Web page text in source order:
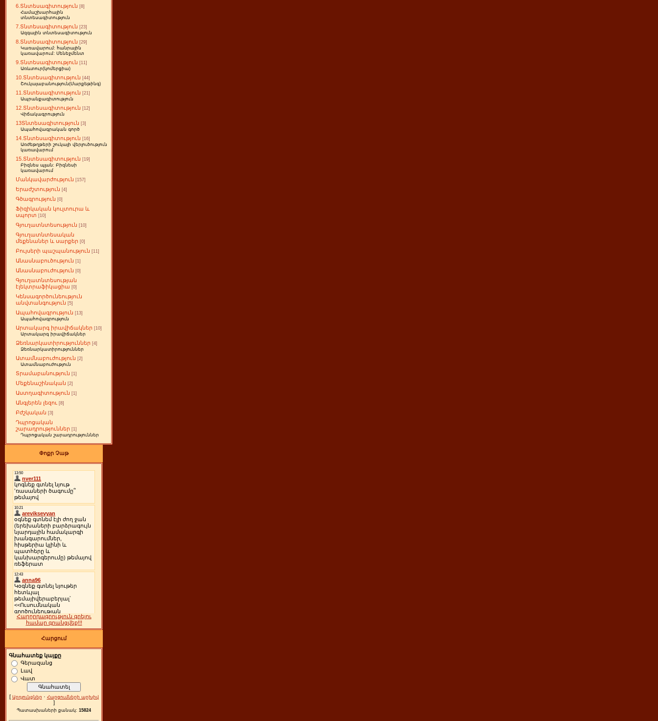
6.Տնտեսագիտություն [8]
Համաշխարհային
տնտեսագիտություն
7.Տնտեսագիտություն [23]
Ազգային տնտեսագիտություն
8.Տնտեսագիտություն [29]
Կառավարում: հանրային
կառավարում: Մենեջմենտ
9.Տնտեսագիտություն [11]
Առևտուր(կոմերցիա)
10.Տնտեսագիտություն [44]
Շուկայաբանություն(Մարքեթինգ)
11.Տնտեսագիտություն [21]
Ապրանքագիտություն
12.Տնտեսագիտություն [12]
Վիճակագրություն
13Տնտեսագիտություն [3]
Ապահովագրական գործ
14.Տնտեսագիտություն [16]
Առժեթղթերի շուկայի վերլուծություն
կառավարում
15.Տնտեսագիտություն [19]
Բիզնես պլան: Բիզնեսի
կառավարում
Մանկավարժություն [157]
Երաժշտություն [4]
Գծագրություն [0]
Ֆիզիկական կուլտուրա և
սպորտ [10]
Գյուղատնտեսություն [10]
Գյուղատնտեսական
մեքենաներ և սարքեր [0]
Բույսերի պաշպանություն [11]
Անասնաբուծություն [1]
Անասնաբուժություն [0]
Գյուղատնտեսության
էլեկտրաֆիկացիա [0]
Կենսագործունեություն
անվտանգություն [5]
Ապահովագրություն [13]
Ապահովագրություն
Արտակարգ իրավիճակներ [10]
Արտակարգ իրավիճակներ
Ձեռնարկատիրություններ [4]
Ձեռնարկատիրություններ
Ատամնաբուժություն [2]
Ատամնաբուժություն
Տրամաբանություն [1]
Մեքենաշինական [2]
Աստղագիտություն [1]
Անգլերեն լեզու [8]
Բժշկական [3]
Դպրոցական
շարադրություններ [1]
Դպրոցական շարադրություններ
Փոքր Չաթ
Հաղորդագրություն գրելու
համար գրանցվեք!!!
Հարցում
Գնահատեք կայքը
Գերազանց
Լավ
Վատ
[ Արդյունքներ · Հարցումների արխիվ
]
Պատասխաների քանակ: 15824